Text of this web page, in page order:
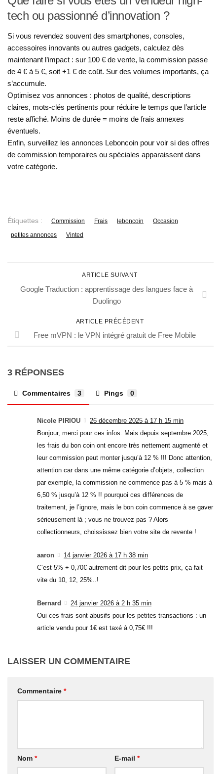
tech ou passionné d’innovation ?
Si vous revendez souvent des smartphones, consoles,
accessoires innovants ou autres gadgets, calculez dès
maintenant l’impact : sur 100 € de vente, la commission passe
de 4 € à 5 €, soit +1 € de coût. Sur des volumes importants, ça
s’accumule.
Optimisez vos annonces : photos de qualité, descriptions
claires, mots-clés pertinents pour réduire le temps que l’article
reste affiché. Moins de durée = moins de frais annexes
éventuels.
Enfin, surveillez les annonces Leboncoin pour voir si des offres
de commission temporaires ou spéciales apparaissent dans
votre catégorie.
Étiquettes : Commission Frais leboncoin
Occasion
petites annonces
Vinted
ARTICLE SUIVANT
Google Traduction : apprentissage des langues face à
Duolingo
ARTICLE PRÉCÉDENT
Free mVPN : le VPN intégré gratuit de Free Mobile
3 RÉPONSES
Commentaires 3 Pings 0
Nicole PIRIOU
26 décembre 2025 à 17 h 15 min
Bonjour, merci pour ces infos. Mais depuis septembre 2025,
les frais du bon coin ont encore très nettement augmenté et
leur commission peut monter jusqu’à 12 % !!! Donc attention,
attention car dans une même catégorie d’objets, collection
par exemple, la commission ne commence pas à 5 % mais à
6,50 % jusqu’à 12 % !! pourquoi ces différences de
traitement, je l’ignore, mais le bon coin commence à se gaver
sérieusement là ; vous ne trouvez pas ? Alors
collectionneurs, choississez bien votre site de revente !
aaron
14 janvier 2026 à 17 h 38 min
C’est 5% + 0,70€ autrement dit pour les petits prix, ça fait
vite du 10, 12, 25%..!
Bernard
24 janvier 2026 à 2 h 35 min
Oui ces frais sont abusifs pour les petites transactions : un
article vendu pour 1€ est taxé à 0,75€ !!!
LAISSER UN COMMENTAIRE
Commentaire *
Nom * E-mail *